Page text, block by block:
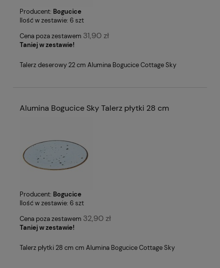
Producent: Bogucice
Ilość w zestawie: 6szt
Cena poza zestawem 31,90 zł
Taniej w zestawie!
Talerz deserowy 22 cm Alumina Bogucice Cottage Sky
Alumina Bogucice Sky Talerz płytki 28 cm
Producent: Bogucice
Ilość w zestawie: 6szt
Cena poza zestawem 32,90 zł
Taniej w zestawie!
Talerz płytki 28 cm cm Alumina Bogucice Cottage Sky